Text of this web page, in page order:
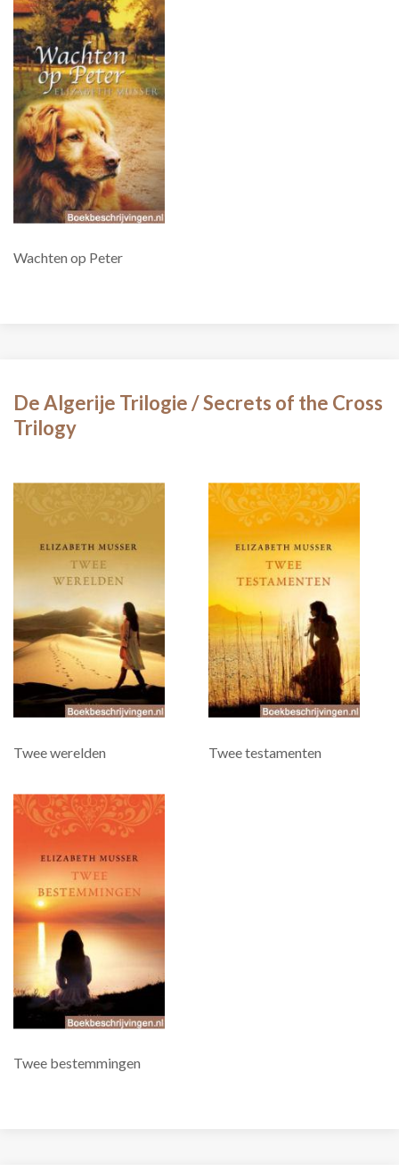
Wachten op Peter
De Algerije Trilogie / Secrets of the Cross
Trilogy
Twee werelden Twee testamenten
Twee bestemmingen